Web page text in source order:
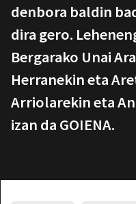
denbora baldin
dira gero.
Bergarako Unai
Herranekin eta
Arriolarekin eta
izan da GOIENA.